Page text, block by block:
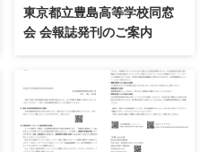
東京都立豊島高等学校同窓
会 会報誌発刊のご案内